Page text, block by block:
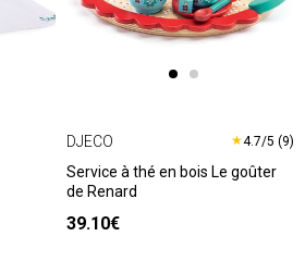
DJECO ★4.7/5 (9)
Service à thé en bois Le goûter
de Renard
39.10€